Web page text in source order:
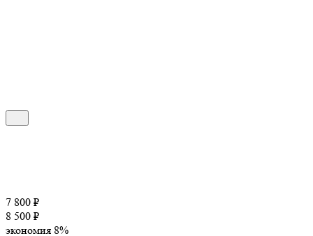
7 800 ₽
8 500 ₽
экономия 8%